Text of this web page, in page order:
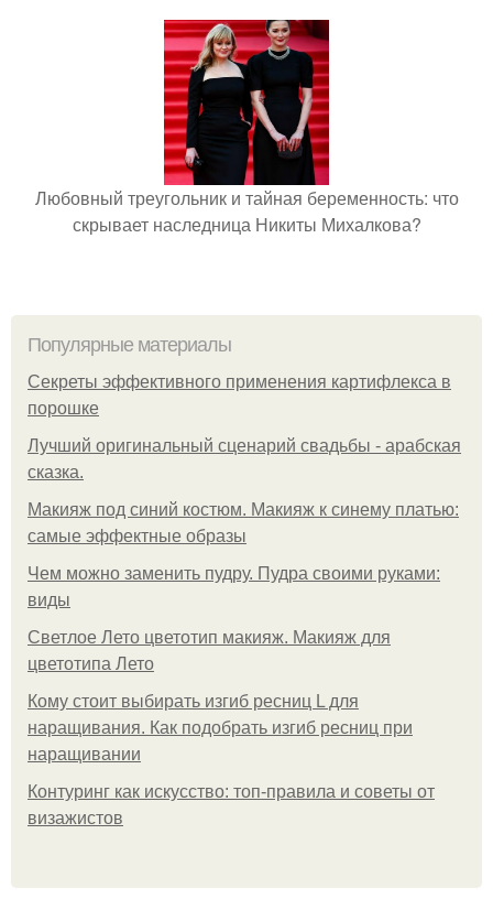
Любовный треугольник и тайная беременность: что
скрывает наследница Никиты Михалкова?
Популярные материалы
Секреты эффективного применения картифлекса в
порошке
Лучший оригинальный сценарий свадьбы - арабская
сказка.
Макияж под синий костюм. Макияж к синему платью:
самые эффектные образы
Чем можно заменить пудру. Пудра своими руками:
виды
Светлое Лето цветотип макияж. Макияж для
цветотипа Лето
Кому стоит выбирать изгиб ресниц L для
наращивания. Как подобрать изгиб ресниц при
наращивании
Контуринг как искусство: топ-правила и советы от
визажистов